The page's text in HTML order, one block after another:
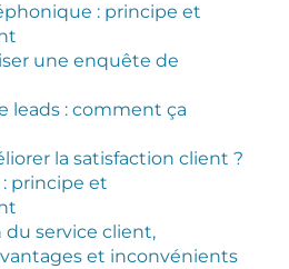
: principe et
une enquête de
leads : comment ça
la satisfaction client ?
principe et
du service client,
et inconvénients